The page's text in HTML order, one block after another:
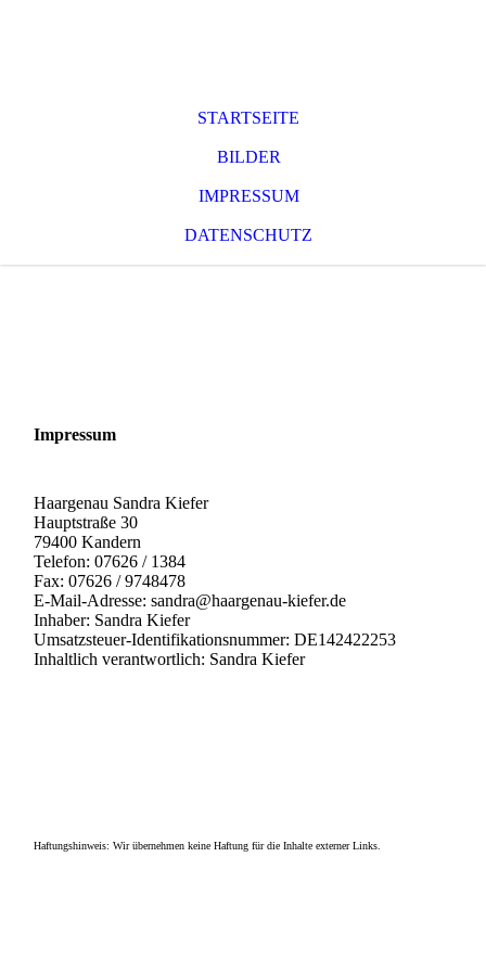
STARTSEITE
BILDER
IMPRESSUM
DATENSCHUTZ
Impressum
Haargenau Sandra Kiefer
Hauptstraße 30
79400 Kandern
Telefon: 07626 / 1384
Fax: 07626 / 9748478
E-Mail-Adresse: sandra@haargenau-kiefer.de
Inhaber: Sandra Kiefer
Umsatzsteuer-Identifikationsnummer: DE142422253
Inhaltlich verantwortlich: Sandra Kiefer
Haftungshinweis: Wir übernehmen keine Haftung für die Inhalte externer Links.